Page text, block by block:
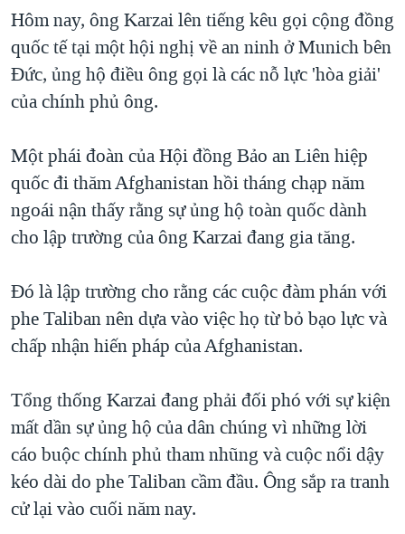
ĐỜI SỐNG
KINH TẾ
KHOA HỌC
SỨC KHOẺ
VĂN HOÁ
THỂ THAO
GIÁO DỤC
MỘT NĂM CHIẾN TRANH TẠI DẢI GAZA
GIẢI MÃ VÀNH ĐAI & CON ĐƯỜNG
NGÀY TỊ NẠN THẾ GIỚI
GROUND ZERO – XƯA VÀ NAY
CHI PHÍ CHIẾN TRANH AFGHANISTAN
CÁC GIÁ TRỊ CỘNG HÒA Ở VIỆT NAM
TRỊNH VĨNH BÌNH VS. CHÍNH PHỦ VIỆT NAM
NGƯ DÂN VIỆT VÀ LÀN SÓNG TRỘM HẢI SÂM
QUAN HỆ VIỆT MỸ
NGHE
MẠNG XÃ HỘI
Ngôn ngữ khác
Hôm nay, ông Karzai lên tiếng kêu gọi cộng đồng
quốc tế tại một hội nghị về an ninh ở Munich bên
Đức, ủng hộ điều ông gọi là các nỗ lực 'hòa giải'
của chính phủ ông.
Một phái đoàn của Hội đồng Bảo an Liên hiệp
quốc đi thăm Afghanistan hồi tháng chạp năm
ngoái nận thấy rằng sự ủng hộ toàn quốc dành
cho lập trường của ông Karzai đang gia tăng.
Đó là lập trường cho rằng các cuộc đàm phán với
phe Taliban nên dựa vào việc họ từ bỏ bạo lực và
chấp nhận hiến pháp của Afghanistan.
Tổng thống Karzai đang phải đối phó với sự kiện
mất dần sự ủng hộ của dân chúng vì những lời
cáo buộc chính phủ tham nhũng và cuộc nổi dậy
kéo dài do phe Taliban cầm đầu. Ông sắp ra tranh
cử lại vào cuối năm nay.